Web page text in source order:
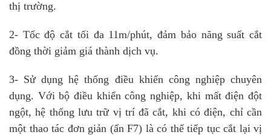
thị trường.
2- Tốc độ cắt tối đa 11m/phút, đảm bảo năng suất cắt
đồng thời giảm giá thành dịch vụ.
3- Sử dụng hệ thống điều khiển công nghiệp chuyên
dụng. Với bộ điều khiển công nghiệp, khi mất điện đột
ngột, hệ thống lưu trữ vị trí đã cắt, khi có điện, chỉ cần
một thao tác đơn giản (ấn F7) là có thể tiếp tục cắt lại vị